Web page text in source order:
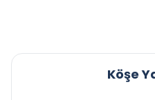
Köşe